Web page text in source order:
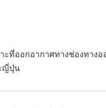
ะที่ออกอากาศทางช่องทาง
ญี่ปุ่น